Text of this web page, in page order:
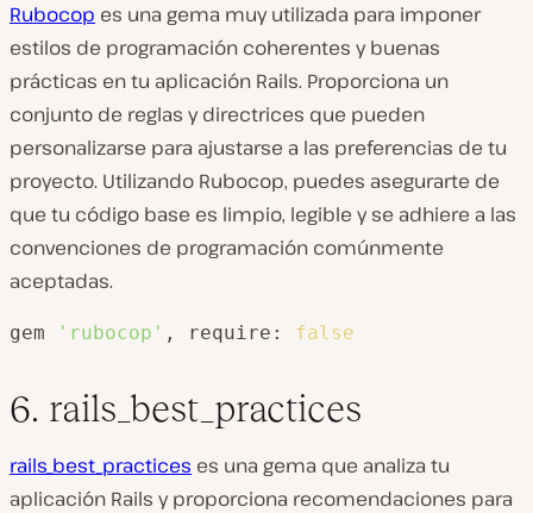
Rubocop es una gema muy utilizada para imponer
estilos de programación coherentes y buenas
prácticas en tu aplicación Rails. Proporciona un
conjunto de reglas y directrices que pueden
personalizarse para ajustarse a las preferencias de tu
proyecto. Utilizando Rubocop, puedes asegurarte de
que tu código base es limpio, legible y se adhiere a las
convenciones de programación comúnmente
aceptadas.
gem 'rubocop' , require: false
6. rails_best_practices
rails_best_practices es una gema que analiza tu
aplicación Rails y proporciona recomendaciones para